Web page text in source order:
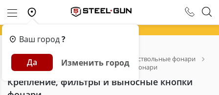
Ваш город?
Да Изменить город
Главная Каталог
Подствольные фонари
Крепление, фильтры и выносные кнопки фонари
Крепление, фильтры и выносные кнопки